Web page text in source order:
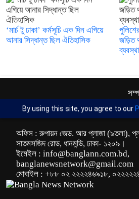
‘মার্চ টু ঢাকা’ কর্মসূচি এক দিন এগিয়ে
আনার সিদ্ধান্ত ছিল ঐতিহাসিক
জড়িত
অফিস : রুপায়ন জেড. আর প্লাজা (৯তলা),
সাতমসজিদ রোড, ধানমন্ডি, ঢাকা- ১২০৯।
ইমেইল : info@banglann.com.bd,
banglanewsnetwork@gmail.com
মোবাইল : +৮৮ ০২ ২২২২৪৬৯১৮,
By using this site, you agree to our